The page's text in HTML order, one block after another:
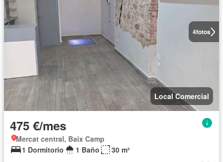
4fotos
Local Comercial
475 €/mes
Mercat central, Baix Camp
1 Dormitorio
1 Baño 30 m²